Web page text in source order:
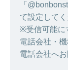
「
て設定してく
※受信可能に
電話会社・
電話会社へ